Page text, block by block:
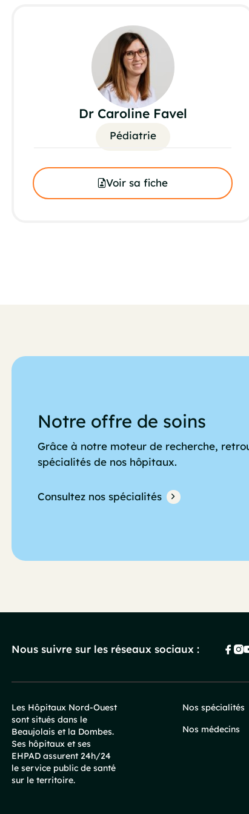
Dr Caroline Favel
Pédiatrie
Voir sa fiche
Notre offre de soins
Grâce à notre moteur de recherche,
spécialités de nos hôpitaux.
Consultez nos spécialités
Nous suivre sur les réseaux sociaux :
Pied
de
page
Les Hôpitaux Nord-Ouest
sont situés dans le
Beaujolais et la Dombes.
Ses hôpitaux et ses
EHPAD assurent 24h/24
le service public de santé
sur le territoire.
Nos spécialités
Nos médecins